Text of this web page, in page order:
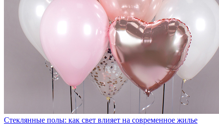
Стеклянные полы: как свет влияет на современное жилье